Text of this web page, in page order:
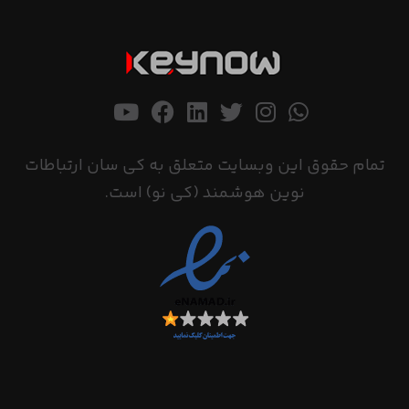
تمام حقوق این وبسایت متعلق به کی سان ارتباطات
نوین هوشمند (کی نو) است.